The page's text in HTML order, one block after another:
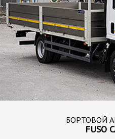
БОРТОВОЙ
FUSO